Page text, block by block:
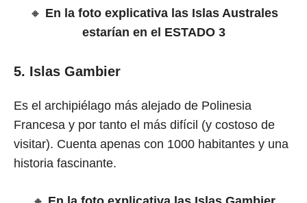
🔸 En la foto explicativa las Islas Australes
estarían en el ESTADO 3
5. Islas Gambier
Es el archipiélago más alejado de Polinesia
Francesa y por tanto el más difícil (y costoso de
visitar). Cuenta apenas con 1000 habitantes y una
historia fascinante.